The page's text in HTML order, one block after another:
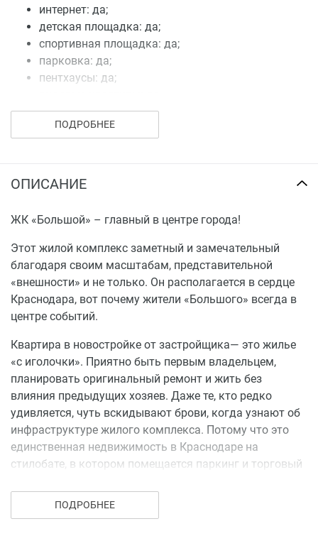
интернет: да;
детская площадка: да;
спортивная площадка: да;
парковка: да;
пентхаусы: да;
ПОДРОБНЕЕ
ОПИСАНИЕ
ЖК «Большой» – главный в центре города!
Этот жилой комплекс заметный и замечательный
благодаря своим масштабам, представительной
«внешности» и не только. Он располагается в сердце
Краснодара, вот почему жители «Большого» всегда в
центре событий.
Квартира в новостройке от застройщика— это жилье
«с иголочки». Приятно быть первым владельцем,
планировать оригинальный ремонт и жить без
влияния предыдущих хозяев. Даже те, кто редко
удивляется, чуть вскидывают брови, когда узнают об
инфраструктуре жилого комплекса. Потому что это
единственная недвижимость в Краснодаре на
стилобате, в котором помещается паркинг и торговый
ПОДРОБНЕЕ